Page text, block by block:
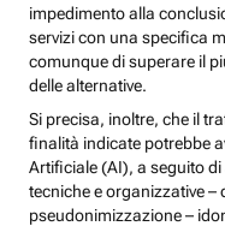
impedimento alla
servizi con una specifica
comunque di superare il
delle alternative.
Si precisa, inoltre, che il
finalità indicate potrebbe
Artificiale (AI), a seguito
tecniche e organizzative –
pseudonimizzazione –